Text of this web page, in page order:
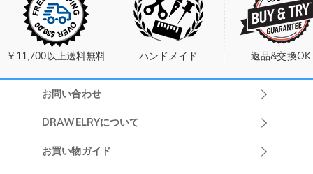
更してください。原因②通信状態などによりメールの到着が遅
れている。解決策：数時間たっても届かない場合は、今後お送
りするメールも遅れる可能性がありますので、別のメールアド
レスからお名前とご住所を記載したメールを
レスの入力に誤りがある。解決策：お名前とご住所を記載した
メールを service@drawelry.jp へ送信してください。
コンビニ前払いのお支払い期限はご注文から 6 日間となりま
す。
支払い情報は保護されますか？
お支払い情報は高度なセキュリティで保護されております。お
客様のお支払い情報は当社のサーバーに一切保存されません。
個人情報は保護されますか？
当社では、個人情報保護を目的としたコンプライアンスに則
り、プライバシーポリシーを定めています。お客様に安心かつ
重に取り扱っています。 詳細は
プライバシーポリシー
￥11,700以上送料無料 ハンドメイド 返品&交換OK
お問い合わせ
DRAWELRYについて
DRAWELRYについて
お買い物ガイド